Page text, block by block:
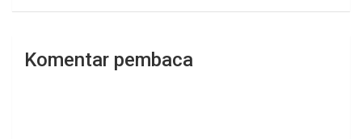
Komentar pembaca